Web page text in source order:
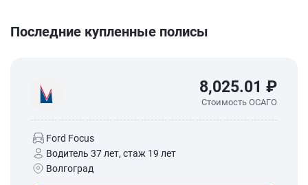
Последние купленные полисы
8,025.01 ₽
Стоимость ОСАГО
Ford Focus
Водитель 37 лет, стаж 19 лет
Волгоград